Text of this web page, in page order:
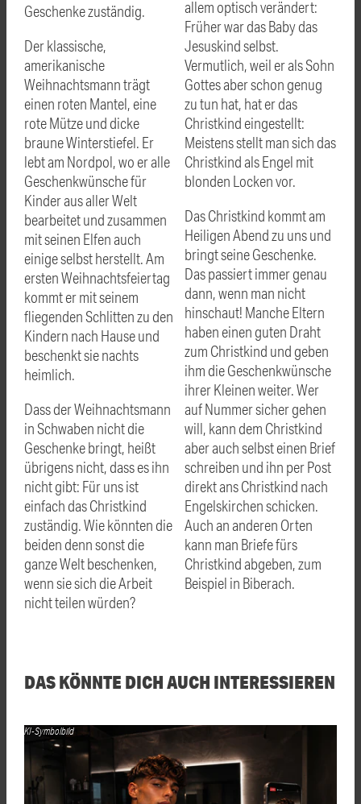
Geschenke zuständig.
Der klassische,
amerikanische
Weihnachtsmann trägt
einen roten Mantel, eine
rote Mütze und dicke
braune Winterstiefel. Er
lebt am Nordpol, wo er alle
Geschenkwünsche für
Kinder aus aller Welt
bearbeitet und zusammen
mit seinen Elfen auch
einige selbst herstellt. Am
ersten Weihnachtsfeiertag
kommt er mit seinem
fliegenden Schlitten zu den
Kindern nach Hause und
beschenkt sie nachts
heimlich.
Dass der Weihnachtsmann
in Schwaben nicht die
Geschenke bringt, heißt
übrigens nicht, dass es ihn
nicht gibt: Für uns ist
einfach das Christkind
zuständig. Wie könnten die
beiden denn sonst die
ganze Welt beschenken,
wenn sie sich die Arbeit
nicht teilen würden?
allem optisch verändert:
Früher war das Baby das
Jesuskind selbst.
Vermutlich, weil er als Sohn
Gottes aber schon genug
zu tun hat, hat er das
Christkind eingestellt:
Meistens stellt man sich das
Christkind als Engel mit
blonden Locken vor.
Das Christkind kommt am
Heiligen Abend zu uns und
bringt seine Geschenke.
Das passiert immer genau
dann, wenn man nicht
hinschaut! Manche Eltern
haben einen guten Draht
zum Christkind und geben
ihm die Geschenkwünsche
ihrer Kleinen weiter. Wer
auf Nummer sicher gehen
will, kann dem Christkind
aber auch selbst einen Brief
schreiben und ihn per Post
direkt ans Christkind nach
Engelskirchen schicken.
Auch an anderen Orten
kann man Briefe fürs
Christkind abgeben, zum
Beispiel in Biberach.
DAS KÖNNTE DICH AUCH INTERESSIEREN
KI-Symbolbild